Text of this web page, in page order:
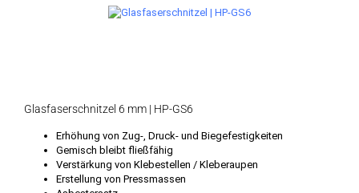
Glasfaserschnitzel 6 mm | HP-GS6
Erhöhung von Zug-, Druck- und Biegefestigkeiten
Gemisch bleibt fließfähig
Verstärkung von Klebestellen / Kleberaupen
Erstellung von Pressmassen